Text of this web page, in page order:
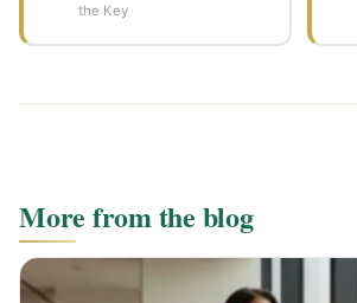
the Key
More from the blog